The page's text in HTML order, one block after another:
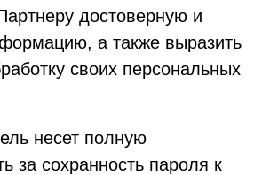
достоверную и
а также выразить
своих персональных
несет полную
за сохранность пароля к